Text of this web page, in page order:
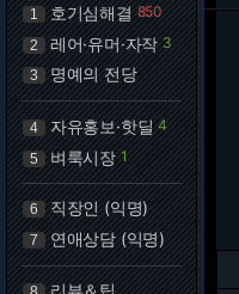
1 호기심해결 850
2 레어·유머·자작 3
3 명예의 전당
4 자유홍보·핫딜 4
5 벼룩시장 1
6 직장인 (익명)
7 연애상담 (익명)
리뷰＆팁